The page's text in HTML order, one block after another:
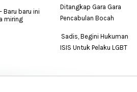
Baru baru ini
miring
Ditangkap Gara Gara
Pencabulan Bocah
Sadis, Begini Hukuman
ISIS Untuk Pelaku LGBT